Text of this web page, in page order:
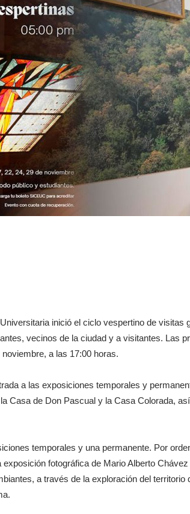
inició el ciclo vespertino de visitas
vecinos de la ciudad y a visitantes. Las
a las 17:00 horas.
a las exposiciones temporales y
Casa de Don Pascual y la Casa Colorada,
temporales y una permanente. Por
exposición fotográfica de Mario Alberto
a través de la exploración del territorio